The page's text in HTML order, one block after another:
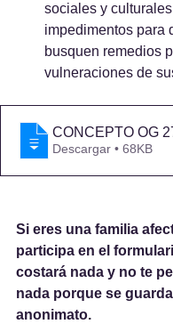
sociales y
impedimentos para
busquen remedios
vulneraciones de
Descargar • 68KB
Si eres una familia
participa en el
costará nada y no te
nada porque se
anonimato.